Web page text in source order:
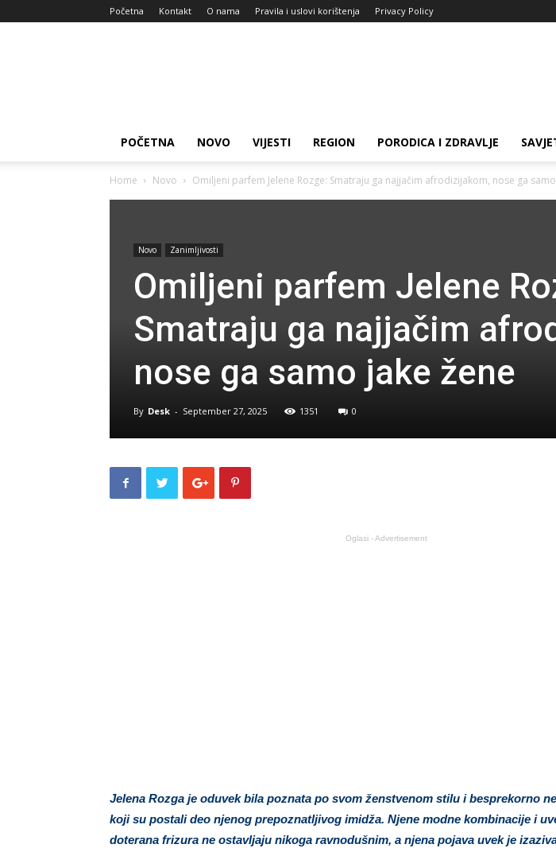
Početna Kontakt O nama Pravila i uslovi korištenja Privacy Policy
POČETNA NOVO VIJESTI REGION PORODICA I ZDRAVLJE
Home Novo Omiljeni parfem Jelene Rozge: Smatraju ga najjačim afrodizijakom, nose ga
Novo Zanimljivosti
Omiljeni parfem Jelene
Smatraju ga najjačim
nose ga samo jake žene
By Desk - September 27, 2025 1351 0
Oglasi - Advertisement
Jelena Rozga je oduvek bila poznata po svom ženstvenom stilu i besprekorno
koji su postali deo njenog prepoznatljivog imidža. Njene modne kombinacije i
doterana frizura ne ostavljaju nikoga ravnodušnim, a njena pojava uvek je